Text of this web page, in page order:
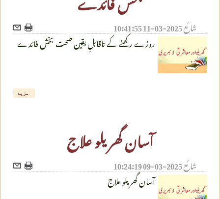
شائع2025-03-11 10:41:55
روزے رکھنے کے ناقابلِ یقین صحت بخش فائدے
مزید
آسان گھریلو علاج
شائع2025-03-09 10:24:19
آسان گھریلو علاج